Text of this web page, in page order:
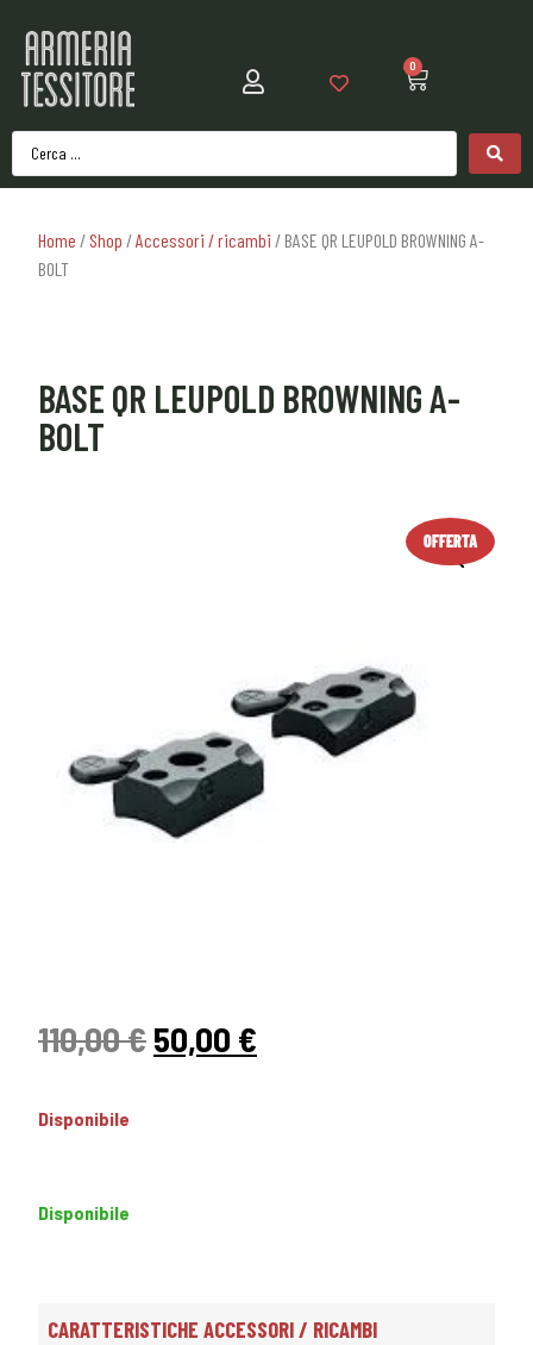
0
Home / Shop /Accessori / ricambi / BASE QR LEUPOLD BROWNING A-
BOLT
BASE QR LEUPOLD BROWNING A-
BOLT
OFFERTA
110,00€ 50,00 €
Disponibile
Disponibile
CARATTERISTICHE ACCESSORI / RICAMBI